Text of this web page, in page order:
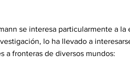
se interesa particularmente a la
lo ha llevado a
a fronteras de diversos mundos: